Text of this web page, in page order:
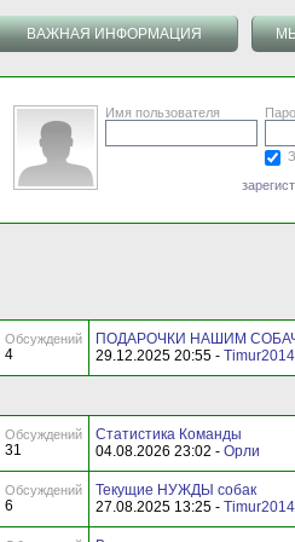
ВАЖНАЯ ИНФОРМАЦИЯ
Имя пользователя
Обсуждений
4
ПОДАРОЧКИ НАШИМ
29.12.2025 20:55 - Timur2014
Обсуждений
31
Статистика Команды
04.08.2026 23:02 - Орли
Обсуждений
6
Текущие НУЖДЫ собак
27.08.2025 13:25 - Timur2014